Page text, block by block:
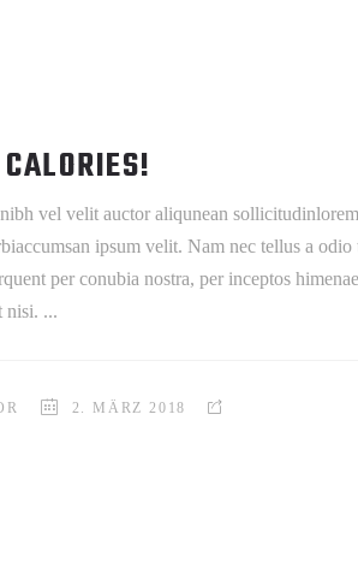
vel velit auctor aliqunean
ipsum velit. Nam nec tellus a
per conubia nostra, per inceptos
nisi.
2. MÄRZ 2018